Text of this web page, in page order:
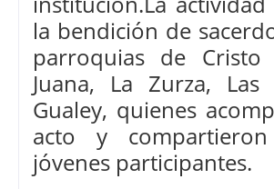
la bendición de
parroquias de Cristo
Juana, La Zurza, Las
Gualey, quienes
acto y
jóvenes participantes.